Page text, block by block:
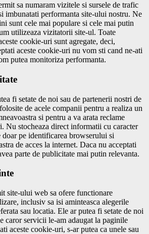
sa numaram vizitele si sursele de trafic
imbunatati performanta site-ului nostru. Ne
sunt cele mai populare si cele mai putin
utilizeaza vizitatorii site-ul. Toate
cookie-uri sunt agregate, deci,
aceste cookie-uri nu vom sti cand ne-ati
putea monitoriza performanta.
fi setate de noi sau de partenerii nostri de
de acele companii pentru a realiza un
si pentru a va arata reclame
Nu stocheaza direct informatii cu caracter
doar pe identificarea browserului si
de acces la internet. Daca nu acceptati
parte de publicitate mai putin relevanta.
site-ului web sa ofere functionare
inclusiv sa isi aminteasca alegerile
sau locatia. Ele ar putea fi setate de noi
caror servicii le-am adaugat la paginile
aceste cookie-uri, s-ar putea ca unele sau